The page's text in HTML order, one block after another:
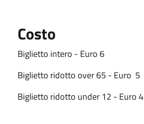
Costo
Biglietto intero - Euro 6
Biglietto ridotto over 65 - Euro 5
Biglietto ridotto under 12 - Euro 4